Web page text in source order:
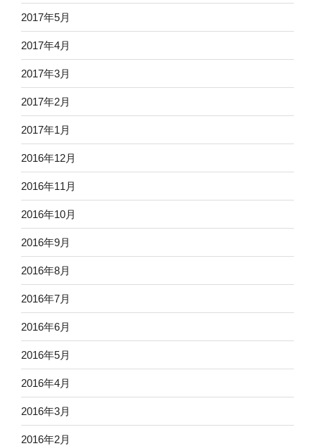
2017年5月
2017年4月
2017年3月
2017年2月
2017年1月
2016年12月
2016年11月
2016年10月
2016年9月
2016年8月
2016年7月
2016年6月
2016年5月
2016年4月
2016年3月
2016年2月